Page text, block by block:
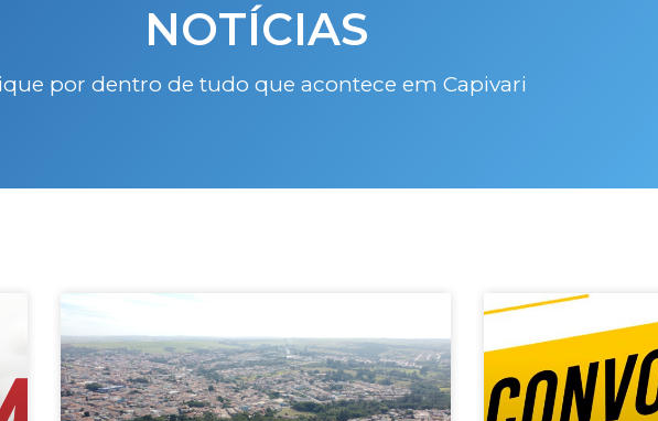
NOTÍCIAS
por dentro de tudo que acontece em Capivari